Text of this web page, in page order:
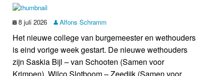
8 juli 2026 Alfons Schramm
Het nieuwe college van burgemeester en wethouders
is eind vorige week gestart. De nieuwe wethouders
zijn Saskia Bijl – van Schooten (Samen voor
Krimpen), Wilco Slotboom – Zeedijk (Samen voor